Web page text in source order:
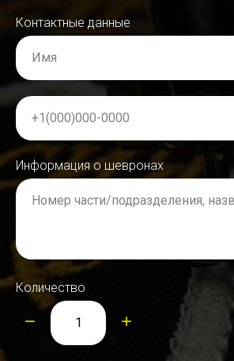
Контактные данные
Имя
+1(000)000-0000
Информация о шевронах
Номер части/подразделения,
Количество